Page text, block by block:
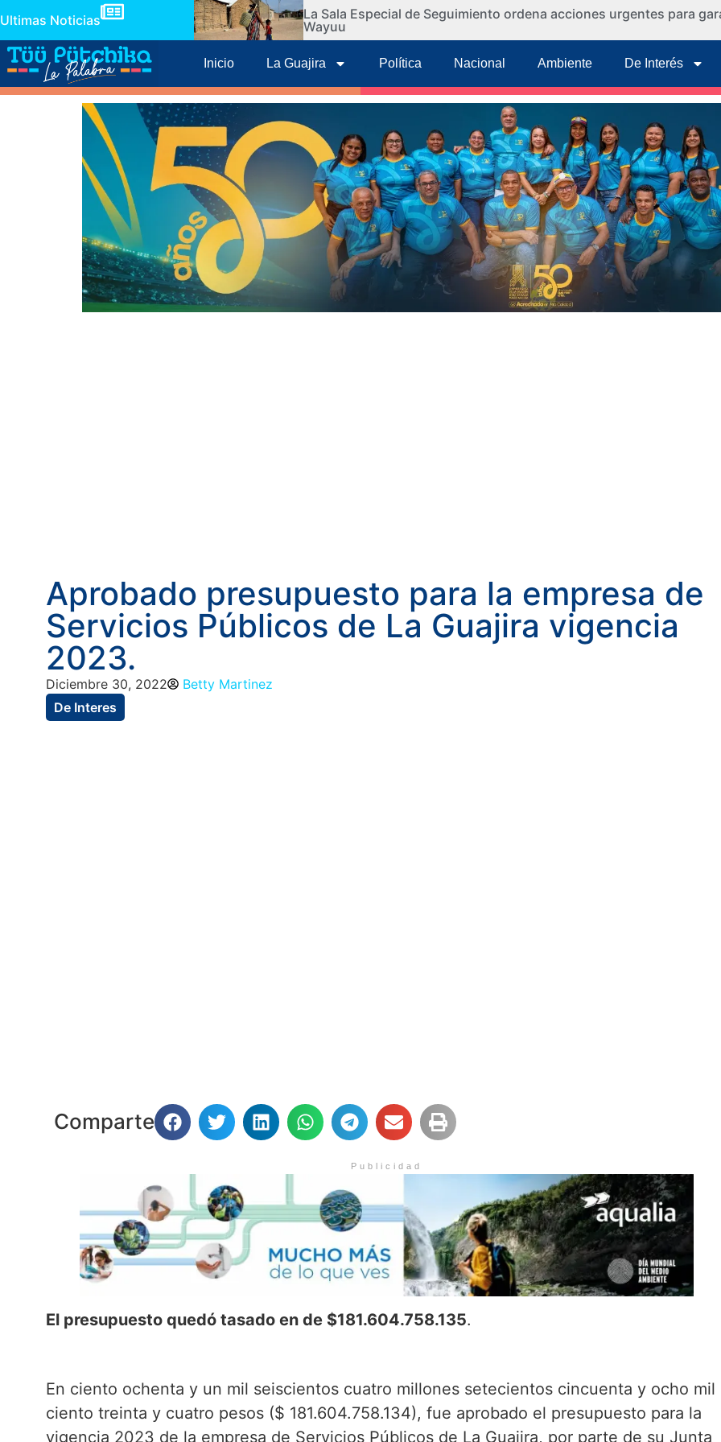
Ultimas Noticias
La Sala Especial de Seguimiento ordena acciones urgentes para
Wayuu
Inicio La Guajira Política Nacional Ambiente De Interés
Aprobado presupuesto para la empresa de
Servicios Públicos de La Guajira vigencia
2023.
Diciembre 30, 2022
Betty Martinez
De Interes
Comparte
Publicidad
El presupuesto quedó tasado en de $181.604.758.135.
En ciento ochenta y un mil seiscientos cuatro millones setecientos cincuenta y ocho mil
ciento treinta y cuatro pesos ($ 181.604.758.134), fue aprobado el presupuesto para la
vigencia 2023 de la empresa de Servicios Públicos de La Guajira, por parte de su Junta